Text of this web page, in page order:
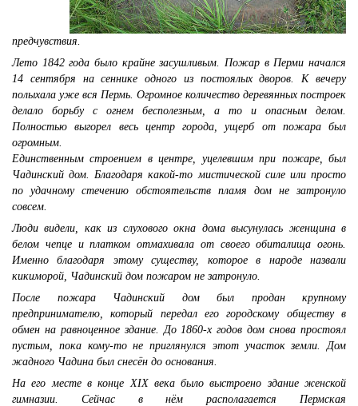
предчувствия.
Лето 1842 года было крайне засушливым. Пожар в Перми начался
14 сентября на сеннике одного из постоялых дворов. К вечеру
полыхала уже вся Пермь. Огромное количество деревянных построек
делало борьбу с огнем бесполезным, а то и опасным делом.
Полностью выгорел весь центр города, ущерб от пожара был
огромным.
Единственным строением в центре, уцелевшим при пожаре, был
Чадинский дом. Благодаря какой-то мистической силе или просто
по удачному стечению обстоятельств пламя дом не затронуло
совсем.
Люди видели, как из слухового окна дома высунулась женщина в
белом чепце и платком отмахивала от своего обиталища огонь.
Именно благодаря этому существу, которое в народе назвали
кикиморой, Чадинский дом пожаром не затронуло.
После пожара Чадинский дом был продан крупному
предпринимателю, который передал его городскому обществу в
обмен на равноценное здание. До 1860-х годов дом снова простоял
пустым, пока кому-то не приглянулся этот участок земли. Дом
жадного Чадина был снесён до основания.
На его месте в конце XIX века было выстроено здание женской
гимназии. Сейчас в нём располагается Пермская